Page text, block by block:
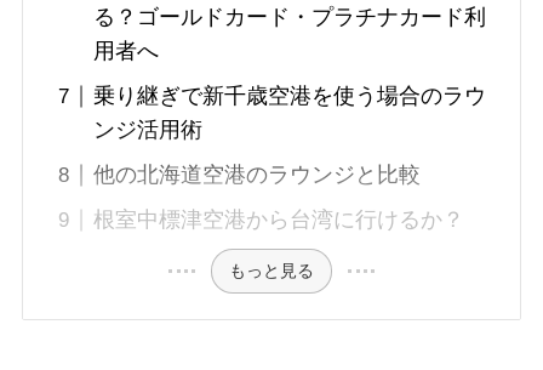
る？ゴールドカード・プラチナカード利
用者へ
乗り継ぎで新千歳空港を使う場合のラウ
ンジ活用術
他の北海道空港のラウンジと比較
根室中標津空港から台湾に行けるか？
もっと見る